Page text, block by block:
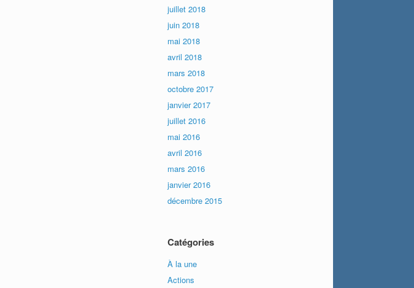
juillet 2018
juin 2018
mai 2018
avril 2018
mars 2018
octobre 2017
janvier 2017
juillet 2016
mai 2016
avril 2016
mars 2016
janvier 2016
décembre 2015
Catégories
À la une
Actions